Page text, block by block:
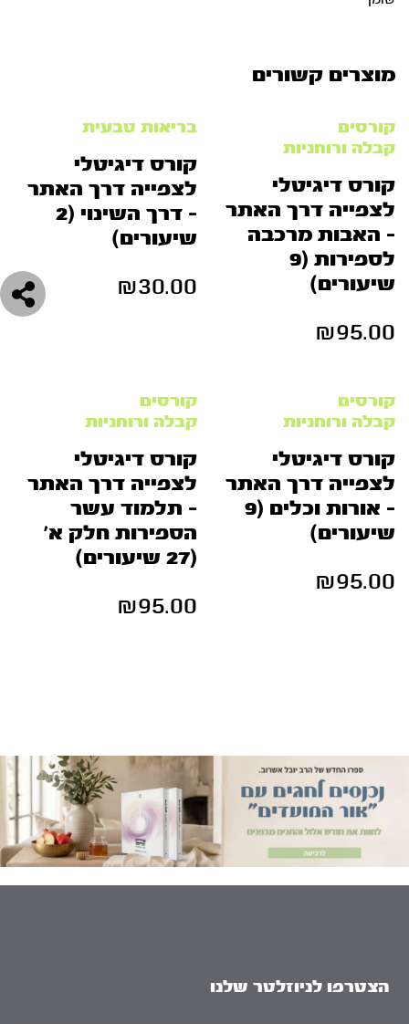
מוצרים קשורים
קורסים
קבלה ורוחניות
קורס דיגיטלי
לצפייה דרך האתר
– האבות מרכבה
לספירות (9
שיעורים)
₪95.00
בריאות טבעית
קורס דיגיטלי
לצפייה דרך האתר
– דרך השינוי (2
שיעורים)
₪30.00
קורסים
קבלה ורוחניות
קורס דיגיטלי
לצפייה דרך האתר
– אורות וכלים (9
שיעורים)
₪95.00
קורסים
קבלה ורוחניות
קורס דיגיטלי
לצפייה דרך האתר
– תלמוד עשר
הספירות חלק א’
(27 שיעורים)
₪95.00
הצטרפו לניוזלטר שלנו